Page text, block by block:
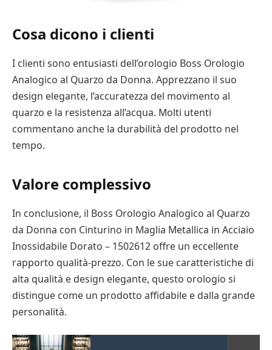
Cosa dicono i clienti
I clienti sono entusiasti dell’orologio Boss Orologio
Analogico al Quarzo da Donna. Apprezzano il suo
design elegante, l’accuratezza del movimento al
quarzo e la resistenza all’acqua. Molti utenti
commentano anche la durabilità del prodotto nel
tempo.
Valore complessivo
In conclusione, il Boss Orologio Analogico al Quarzo
da Donna con Cinturino in Maglia Metallica in Acciaio
Inossidabile Dorato – 1502612 offre un eccellente
rapporto qualità-prezzo. Con le sue caratteristiche di
alta qualità e design elegante, questo orologio si
distingue come un prodotto affidabile e dalla grande
personalità.